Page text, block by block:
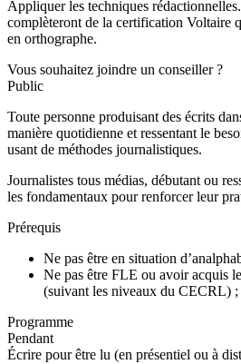
Appliquer les techniques
complèteront de la certification Voltaire
en orthographe.
Vous souhaitez joindre un conseiller ?
Public
Toute personne produisant des écrits
manière quotidienne et ressentant le
usant de méthodes journalistiques.
Journalistes tous médias, débutant ou
les fondamentaux pour renforcer leur
Prérequis
Ne pas être en situation
Ne pas être FLE ou avoir acquis
(suivant les niveaux du CECRL) ;
Programme
Pendant
Écrire pour être lu (en présentiel ou à